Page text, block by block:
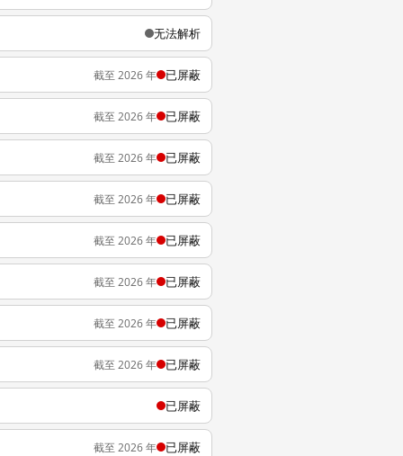
无法解析
截至 2026 年 已屏蔽
截至 2026 年 已屏蔽
截至 2026 年 已屏蔽
截至 2026 年 已屏蔽
截至 2026 年 已屏蔽
截至 2026 年 已屏蔽
截至 2026 年 已屏蔽
截至 2026 年 已屏蔽
已屏蔽
截至 2026 年 已屏蔽